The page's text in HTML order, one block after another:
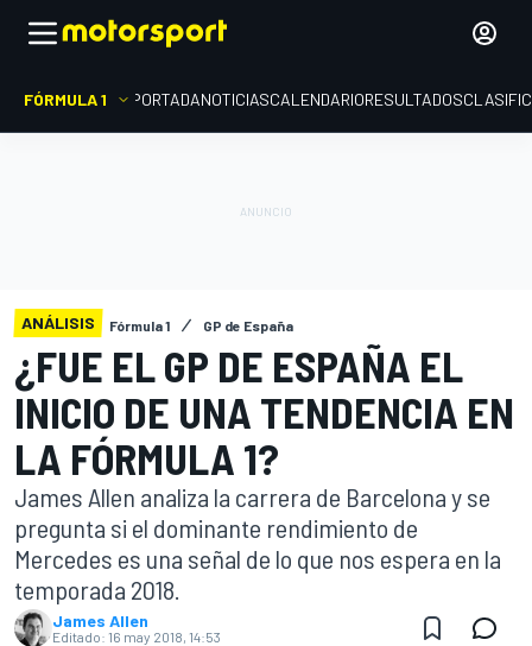
FÓRMULA 1 PORTADANOTICIASCALENDARIORESULTADOS
ANÁLISIS Fórmula 1 GP de España
¿FUE EL GP DE ESPAÑA EL
INICIO DE UNA TENDENCIA EN
LA FÓRMULA 1?
James Allen analiza la carrera de Barcelona y se
pregunta si el dominante rendimiento de
Mercedes es una señal de lo que nos espera en la
temporada 2018.
James Allen
Editado: 16 may 2018, 14:53